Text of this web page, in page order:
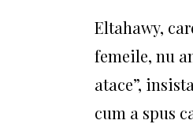
Eltahawy,
femeile, nu
atace”,
cum a spus